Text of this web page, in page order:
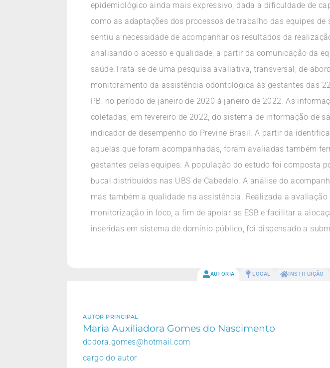
epidemiológico ainda mais expressivo, dada a dificuldade de
como as adaptações dos processos de trabalho das equipes
sentiu a necessidade de acompanhar os resultados da
analisando o acesso e qualidade, a partir da comunicação da
saúde.Trata-se de uma pesquisa avaliativa, transversal, de
monitoramento da assistência odontológica às gestantes das
PB, no período de janeiro de 2020 à janeiro de 2022. As
coletadas, em fevereiro de 2022, do sistema de informação de
indicador de desempenho do Previne Brasil. A partir da
aquelas que foram acompanhadas, foram avaliadas também
gestantes pelas equipes. A população do estudo foi composta
bucal distribuídos nas UBS de Cabedelo. A análise do
mas também a qualidade na assistência. Realizada a
monitorização in loco, a fim de apoiar as ESB e facilitar a
inseridas em sistema de domínio público, foi dispensado a
AUTORIA LOCAL INSTITUIÇÃO
AUTOR PRINCIPAL
Maria Auxiliadora Gomes do Nascimento
dodora.gomes@hotmail.com
cargo do autor